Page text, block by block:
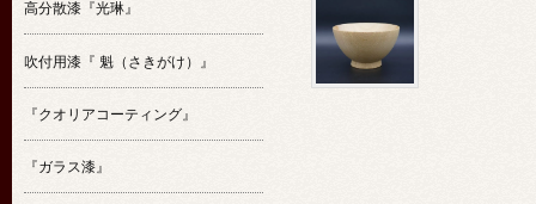
高分散漆『光琳』
吹付用漆『 魁（さきがけ）』
『クオリアコーティング』
『ガラス漆』